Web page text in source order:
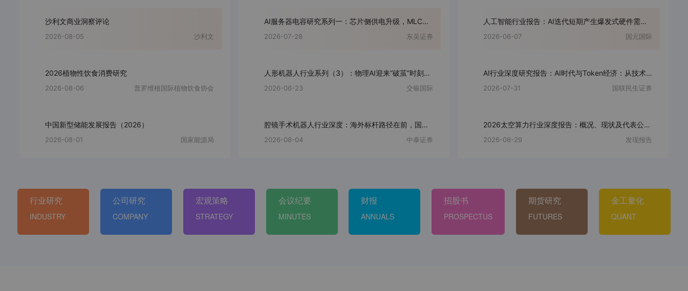
沙利文商业洞察评论
2026-08-05 沙利文
2026植物性饮食消费研究
2026-08-06 普罗维植国际植物饮食协会
中国新型储能发展报告（2026）
2026-08-01 国家能源局
AI服务器电容研究系列一：芯片侧供电升级，MLCC量价弹性先行
2026-07-28 东吴证券
人形机器人行业系列（3）：物理AI迎来“破茧”时刻，高精密零部件筑就智能之躯
2026-06-23 交银国际
腔镜手术机器人行业深度：海外标杆路径在前，国产商业化与出海迎收获期
2026-08-04 中泰证券
人工智能行业报告：AI迭代短期产生爆发式硬件需求，产业整体仍处发展早期
2026-06-07 国元国际
AI行业深度研究报告：AI时代与Token经济：从技术符号到数字石油
2026-07-31 国联民生证券
2026太空算力行业深度报告：概况、现状及代表公司全梳理
2026-06-29 发现报告
行业研究
INDUSTRY
公司研究
COMPANY
宏观策略
STRATEGY
会议纪要
MINUTES
财报
ANNUALS
招股书
PROSPECTUS
期货研究
FUTURES
金工量化
QUANT